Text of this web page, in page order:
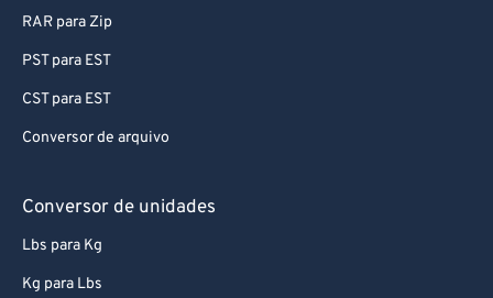
RAR para Zip
PST para EST
CST para EST
Conversor de arquivo
Conversor de unidades
Lbs para Kg
Kg para Lbs